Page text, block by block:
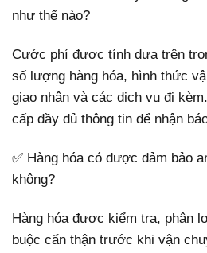
như thế nào?
Cước phí được tính dựa trên
số lượng hàng hóa, hình thức
giao nhận và các dịch vụ đi
cấp đầy đủ thông tin để nhận
✅ Hàng hóa có được đảm bảo
không?
Hàng hóa được kiểm tra, phân
buộc cẩn thận trước khi vận